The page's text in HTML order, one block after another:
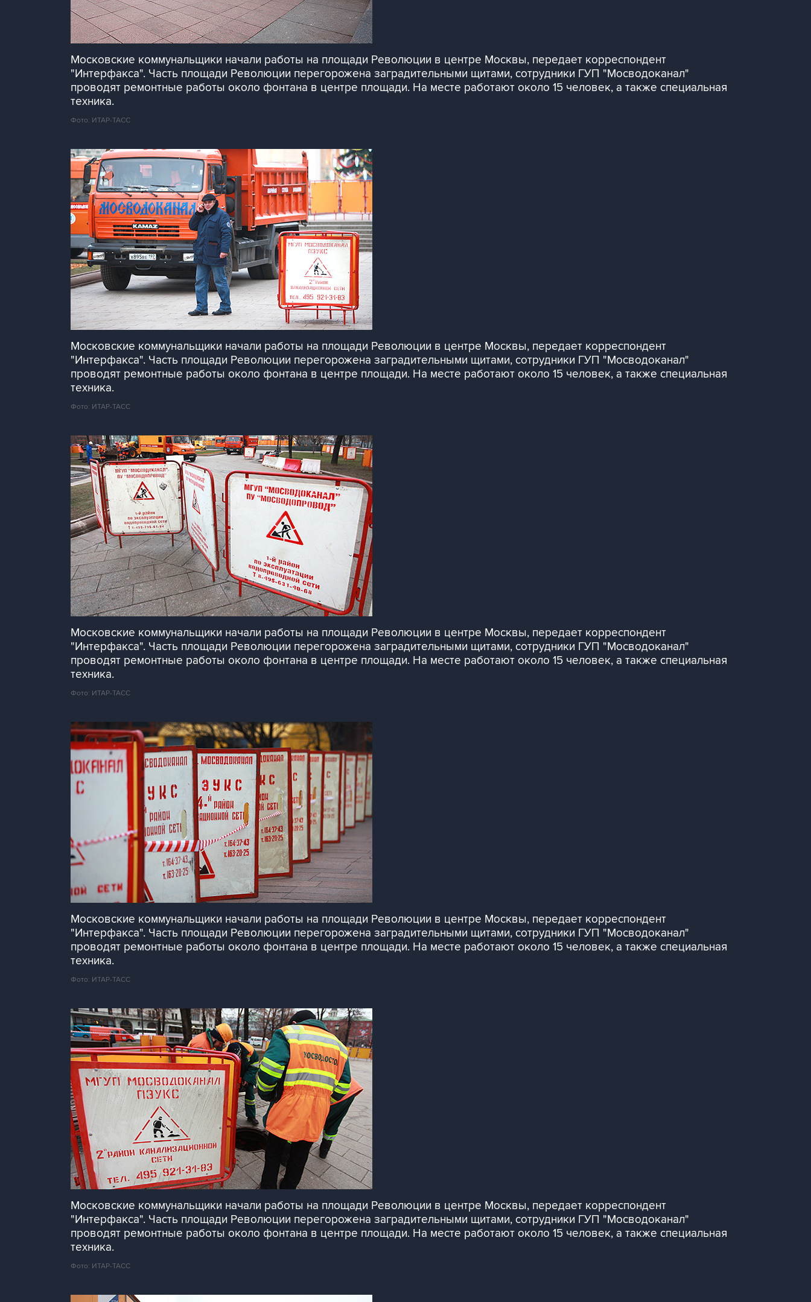
Московские коммунальщики начали работы на площади Революции в центре Москвы, передает корреспондент
"Интерфакса". Часть площади Революции перегорожена заградительными щитами, сотрудники ГУП "Мосводоканал"
проводят ремонтные работы около фонтана в центре площади. На месте работают около 15 человек, а также специальная
техника.
Фото: ИТАР-ТАСС
Московские коммунальщики начали работы на площади Революции в центре Москвы, передает корреспондент
"Интерфакса". Часть площади Революции перегорожена заградительными щитами, сотрудники ГУП "Мосводоканал"
проводят ремонтные работы около фонтана в центре площади. На месте работают около 15 человек, а также специальная
техника.
Фото: ИТАР-ТАСС
Московские коммунальщики начали работы на площади Революции в центре Москвы, передает корреспондент
"Интерфакса". Часть площади Революции перегорожена заградительными щитами, сотрудники ГУП "Мосводоканал"
проводят ремонтные работы около фонтана в центре площади. На месте работают около 15 человек, а также специальная
техника.
Фото: ИТАР-ТАСС
Московские коммунальщики начали работы на площади Революции в центре Москвы, передает корреспондент
"Интерфакса". Часть площади Революции перегорожена заградительными щитами, сотрудники ГУП "Мосводоканал"
проводят ремонтные работы около фонтана в центре площади. На месте работают около 15 человек, а также специальная
техника.
Фото: ИТАР-ТАСС
Московские коммунальщики начали работы на площади Революции в центре Москвы, передает корреспондент
"Интерфакса". Часть площади Революции перегорожена заградительными щитами, сотрудники ГУП "Мосводоканал"
проводят ремонтные работы около фонтана в центре площади. На месте работают около 15 человек, а также специальная
техника.
Фото: ИТАР-ТАСС